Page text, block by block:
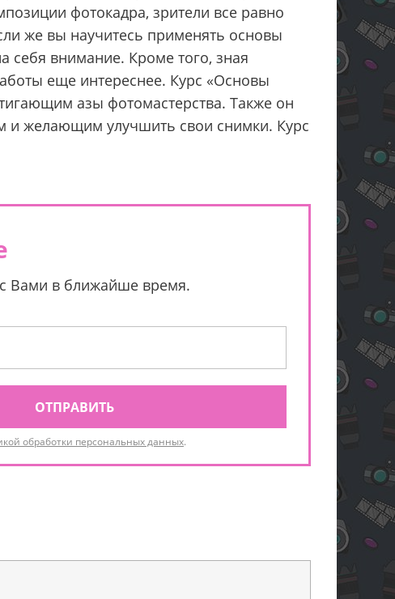
фотокадра, зрители все равно
же вы научитесь применять основы
себя внимание. Кроме того, зная
еще интереснее. Курс «Основы
азы фотомастерства. Также он
и желающим улучшить свои снимки. Курс
Вами в ближайше время.
ОТПРАВИТЬ
обработки персональных данных.